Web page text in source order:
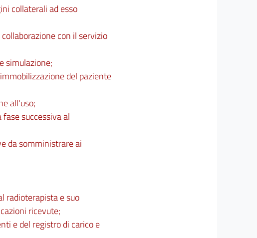
collaterali ad esso
con il servizio
simulazione;
del paziente
all'uso;
successiva al
da somministrare ai
radioterapista e suo
ricevute;
e del registro di carico e